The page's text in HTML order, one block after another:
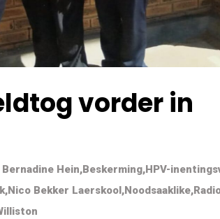
vorder in
Bernadine Hein,Beskerming,HPV-
,Nico Bekker Laerskool,Noodsaaklike,